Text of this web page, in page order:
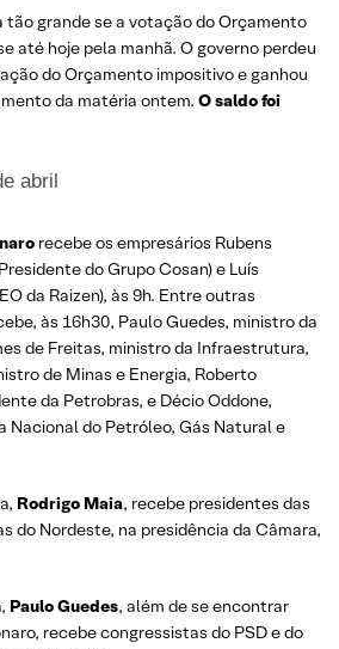
tão grande se a votação do Orçamento
até hoje pela manhã. O governo perdeu
do Orçamento impositivo e ganhou
da matéria ontem. O saldo foi
abril
recebe os empresários Rubens
do Grupo Cosan) e Luís
da Raizen), às 9h. Entre outras
às 16h30, Paulo Guedes, ministro da
de Freitas, ministro da Infraestrutura,
de Minas e Energia, Roberto
da Petrobras, e Décio Oddone,
Nacional do Petróleo, Gás Natural e
Rodrigo Maia, recebe presidentes das
do Nordeste, na presidência da Câmara,
Paulo Guedes, além de se encontrar
recebe congressistas do PSD e do